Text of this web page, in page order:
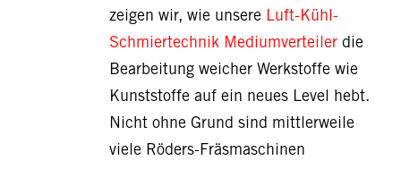
zeigen wir, wie unsere Luft-Kühl-
Schmiertechnik Mediumverteilerdie
Bearbeitung weicher Werkstoffe wie
Kunststoffe auf ein neues Level hebt.
Nicht ohne Grund sind mittlerweile
viele Röders-Fräsmaschinen